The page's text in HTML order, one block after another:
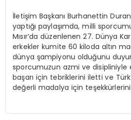
İletişim Başkanı Burhanettin
yaptığı paylaşımda, milli
Mısır’da düzenlenen 27. Dünya
erkekler kumite 60 kiloda altın
dünya şampiyonu olduğunu
sporcumuzun azmi ve
başarı için tebriklerini iletti ve Türk
değerli madalya için